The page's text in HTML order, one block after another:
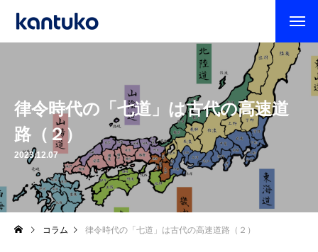
律令時代の「七道」は古代の高速道
路（２）
2023.12.07
コラム 律令時代の「七道」は古代の高速道路（２）